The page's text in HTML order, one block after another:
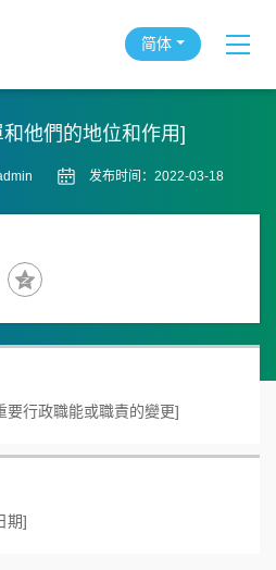
简体
他們的地位和作用]
发布时间：2022-03-18
要行政職能或職責的變更]
期]